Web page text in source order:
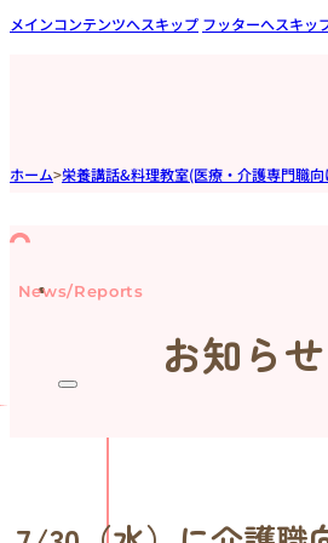
メインコンテンツへスキップ フッターへスキッ
ホーム>栄養講話&料理教室(医療・介護専門職向
News/Reports
お知ら